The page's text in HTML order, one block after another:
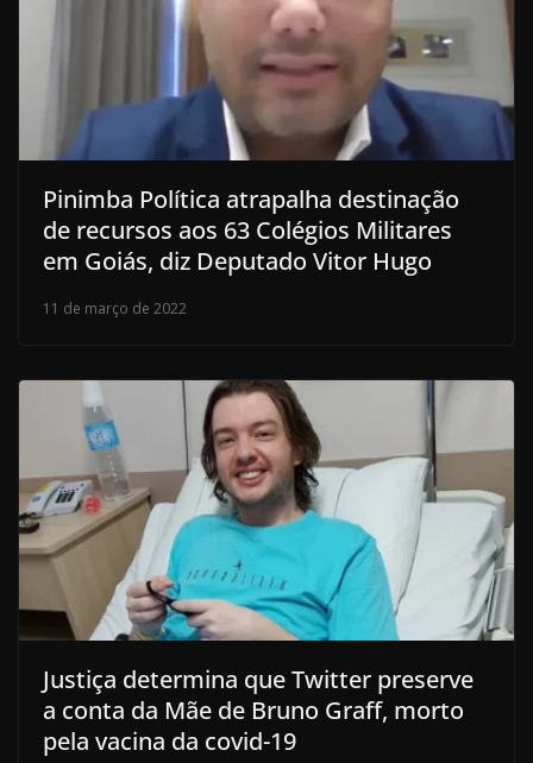
Pinimba Política atrapalha destinação
de recursos aos 63 Colégios Militares
em Goiás, diz Deputado Vitor Hugo
11 de março de 2022
Justiça determina que Twitter preserve
a conta da Mãe de Bruno Graff, morto
pela vacina da covid-19